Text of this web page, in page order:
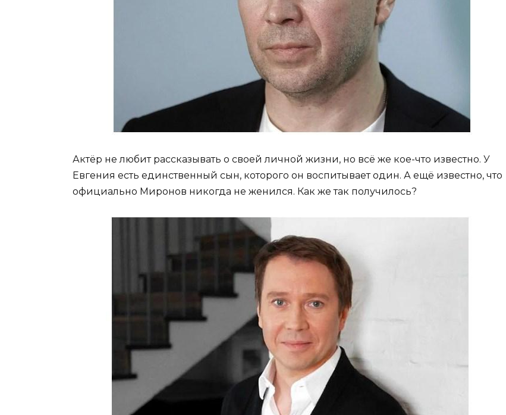
Актёр не любит рассказывать о своей личной жизни, но всё же кое-что известно. У
Евгения есть единственный сын, которого он воспитывает один. А ещё известно, что
официально Миронов никогда не женился. Как же так получилось?